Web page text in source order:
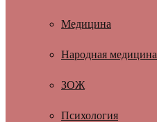
Медицина
Народная медицина
ЗОЖ
Психология